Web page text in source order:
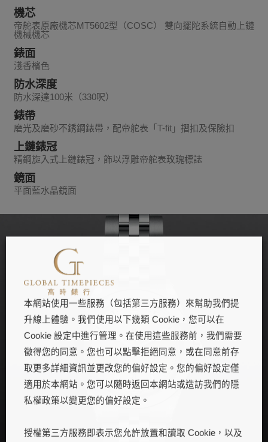
機芯
帝舵表原廠機芯MT5602型（COSC） 雙向擺陀系統自動上鏈
機械機芯
錶面
淺香檳色
防水深度
防水深達100米（330呎）
錶帶
磨光及磨砂不銹鋼錶帶，配帝舵表「T-fit」摺扣及保險扣
上鏈錶冠
精鋼旋入式上鏈錶冠，飾以浮雕帝舵表玫瑰標誌
鏡面
平面藍水晶鏡面
本網站使用一些服務（包括第三方服務）來幫助我們提
升線上體驗。我們使用以下幾類 Cookie，您可以在
Cookie 設定中進行管理。在使用這些服務前，我們需要
徵得您的同意。您也可以點擊拒絕同意，或在同意前存
取更多詳細資訊並更改您的偏好設定。您的偏好設定僅
適用於本網站。您可以隨時返回本網站或造訪我們的隱
私權政策以變更您的偏好設定。
授權第三方服務即表示您允許放置和讀取 Cookie，以及